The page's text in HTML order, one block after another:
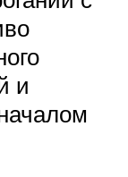
и